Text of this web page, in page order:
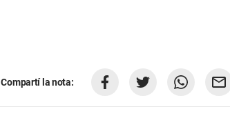
Compartí la nota: